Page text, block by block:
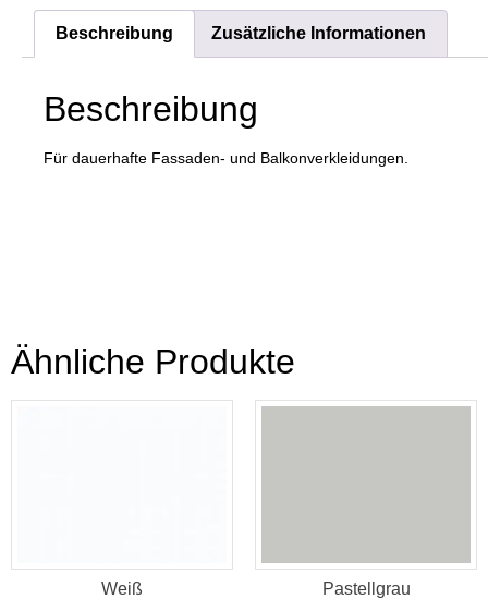
Beschreibung Zusätzliche Informationen
Beschreibung
Für dauerhafte Fassaden- und Balkonverkleidungen.
Ähnliche Produkte
Weiß Pastellgrau